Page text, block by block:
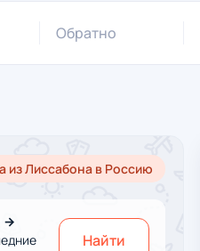
Обратно
из Лиссабона в Россию
→
Найти